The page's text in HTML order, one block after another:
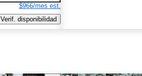
$966/mes est.
Verif. disponibilidad